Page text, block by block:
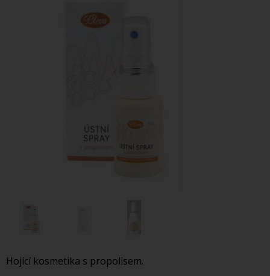
Hojící kosmetika s propolisem.